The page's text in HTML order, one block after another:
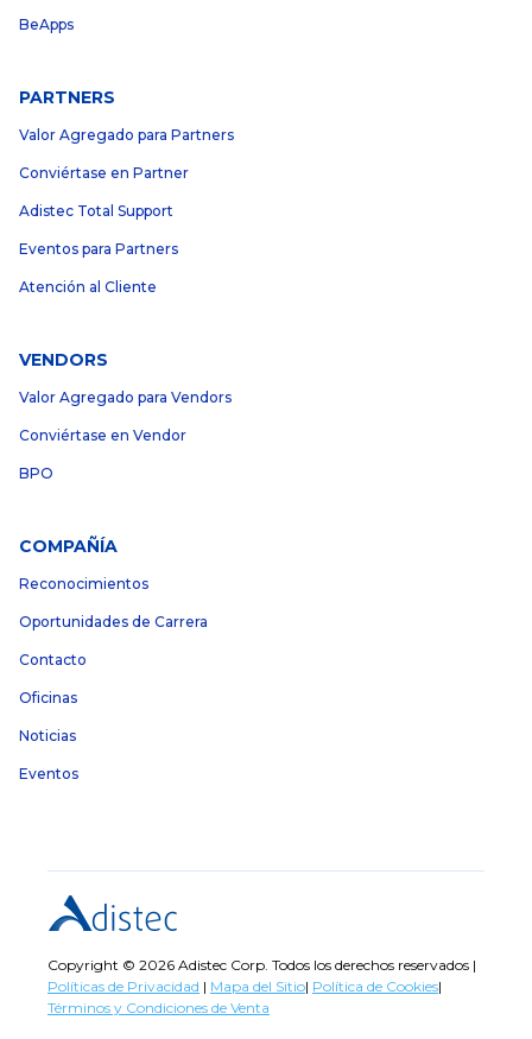
BeApps
PARTNERS
Valor Agregado para Partners
Conviértase en Partner
Adistec Total Support
Eventos para Partners
Atención al Cliente
VENDORS
Valor Agregado para Vendors
Conviértase en Vendor
BPO
COMPAÑÍA
Reconocimientos
Oportunidades de Carrera
Contacto
Oficinas
Noticias
Eventos
Copyright © 2026 Adistec Corp. Todos los derechos reservados |
Políticas de Privacidad | Mapa del Sitio| Política de Cookies|
Términos y Condiciones de Venta